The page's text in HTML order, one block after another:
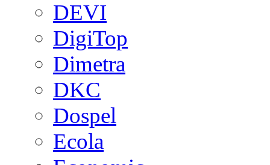
DEVI
DigiTop
Dimetra
DKC
Dospel
Ecola